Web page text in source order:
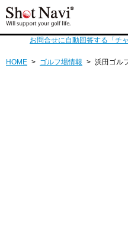
お問合せに自動回答する「チ
HOME > ゴルフ場情報 > 浜田ゴル